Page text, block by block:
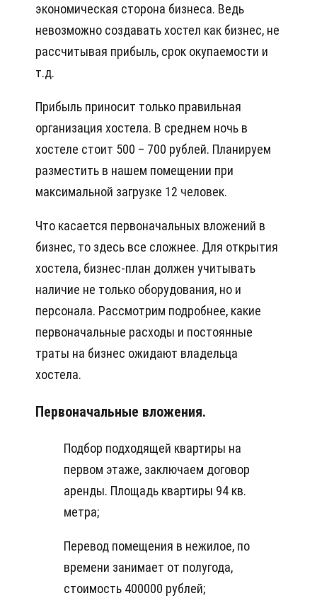
экономическая сторона бизнеса. Ведь
невозможно создавать хостел как бизнес, не
рассчитывая прибыль, срок окупаемости и
т.д.
Прибыль приносит только правильная
организация хостела. В среднем ночь в
хостеле стоит 500 – 700 рублей. Планируем
разместить в нашем помещении при
максимальной загрузке 12 человек.
Что касается первоначальных вложений в
бизнес, то здесь все сложнее. Для открытия
хостела, бизнес-план должен учитывать
наличие не только оборудования, но и
персонала. Рассмотрим подробнее, какие
первоначальные расходы и постоянные
траты на бизнес ожидают владельца
хостела.
Первоначальные вложения.
Подбор подходящей квартиры на
первом этаже, заключаем договор
аренды. Площадь квартиры 94 кв.
метра;
Перевод помещения в нежилое, по
времени занимает от полугода,
стоимость 400000 рублей;